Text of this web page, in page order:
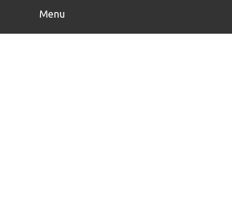
Menu